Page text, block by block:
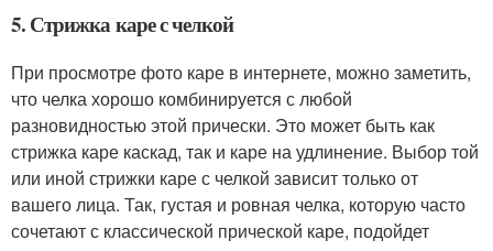
5. Стрижка каре с челкой
При просмотре фото каре в интернете, можно заметить,
что челка хорошо комбинируется с любой
разновидностью этой прически. Это может быть как
стрижка каре каскад, так и каре на удлинение. Выбор той
или иной стрижки каре с челкой зависит только от
вашего лица. Так, густая и ровная челка, которую часто
сочетают с классической прической каре, подойдет